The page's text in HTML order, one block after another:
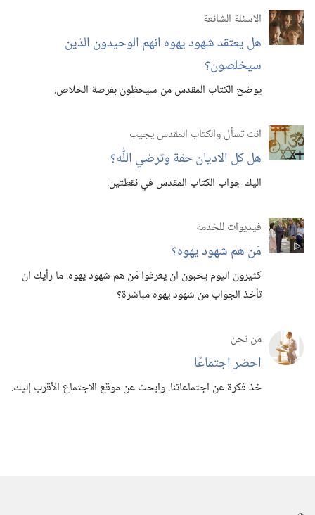
الاسئلة الشائعة
هل يعتقد شهود يهوه انهم الوحيدون الذين
سيخلصون؟‏
يوضح الكتاب المقدس من سيحظون بفرصة الخلاص.‏
انت تسأل والكتاب المقدس يجيب
هل كل الاديان حقة وترضي اللّٰه؟‏
اليك جواب الكتاب المقدس في نقطتين.‏
فيديوات للخدمة
مَن هم شهود يهوه؟‏
كثيرون اليوم يحبون ان يعرفوا مَن هم شهود يهوه.‏ ما رأيك ان
تأخذ الجواب من شهود يهوه مباشرة؟‏
من نحن
احضر اجتماعًا
خذ فكرة عن اجتماعاتنا.‏ وابحث عن موقع الاجتماع الأقرب إليك.‏